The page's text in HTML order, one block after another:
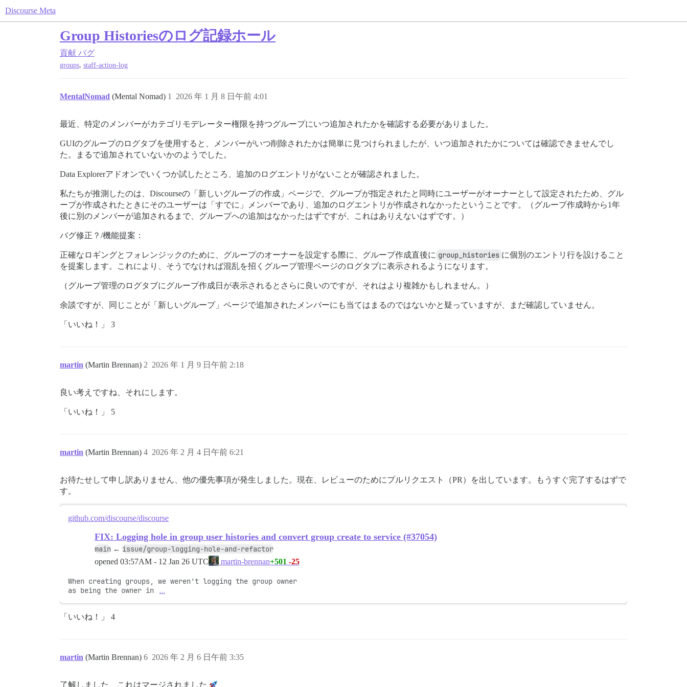
Discourse Meta
Group Historiesのログ記録ホール
貢献 バグ
groups, staff-action-log
MentalNomad (Mental Nomad) 2026 年 1 月 8 日午前 4:01
1
最近、特定のメンバーがカテゴリモデレーター権限を持つグループにいつ追加されたかを確認する必要がありました。
GUIのグループのログタブを使用すると、メンバーがいつ削除されたかは簡単に見つけられましたが、いつ追加されたかについては確認できませんでし
た。まるで追加されていないかのようでした。
Data Explorerアドオンでいくつか試したところ、追加のログエントリがないことが確認されました。
私たちが推測したのは、Discourseの「新しいグループの作成」ページで、グループが指定されたと同時にユーザーがオーナーとして設定されたため、グル
ープが作成されたときにそのユーザーは「すでに」メンバーであり、追加のログエントリが作成されなかったということです。（グループ作成時から1年
後に別のメンバーが追加されるまで、グループへの追加はなかったはずですが、これはありえないはずです。）
バグ修正？/機能提案：
正確なロギングとフォレンジックのために、グループのオーナーを設定する際に、グループ作成直後に group_histories に個別のエントリ行を設けること
を提案します。これにより、そうでなければ混乱を招くグループ管理ページのログタブに表示されるようになります。
（グループ管理のログタブにグループ作成日が表示されるとさらに良いのですが、それはより複雑かもしれません。）
余談ですが、同じことが「新しいグループ」ページで追加されたメンバーにも当てはまるのではないかと疑っていますが、まだ確認していません。
「いいね！」 3
martin (Martin Brennan) 2026 年 1 月 9 日午前 2:18
2
良い考えですね、それにします。
「いいね！」 5
martin (Martin Brennan) 2026 年 2 月 4 日午前 6:21
4
お待たせして申し訳ありません、他の優先事項が発生しました。現在、レビューのためにプルリクエスト（PR）を出しています。もうすぐ完了するはずで
す。
github.com/discourse/discourse
FIX: Logging hole in group user histories and convert group create to service (#37054)
main ← issue/group-logging-hole-and-refactor
opened 03:57AM - 12 Jan 26 UTC martin-brennan+501 -25
When creating groups, we weren't logging the group owner
as being the owner in
…
「いいね！」 4
martin (Martin Brennan) 2026 年 2 月 6 日午前 3:35
6
了解しました、これはマージされました